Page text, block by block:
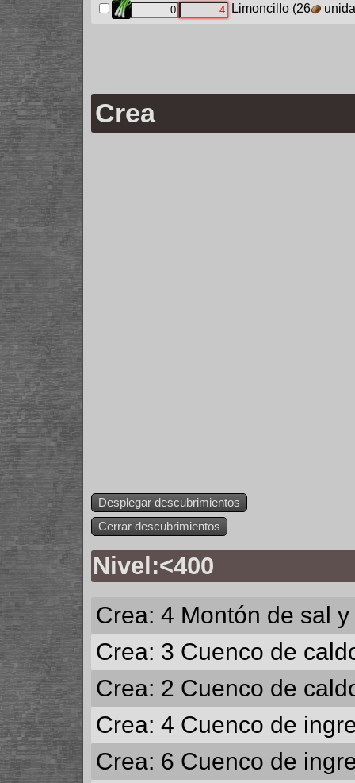
Limoncillo(26
Crea
Desplegar descubrimientos
Cerrar descubrimientos
Nivel:<400
Crea: 4 Montón de sal
Crea: 3 Cuenco de
Crea: 2 Cuenco de
Crea: 4 Cuenco de
Crea: 6 Cuenco de